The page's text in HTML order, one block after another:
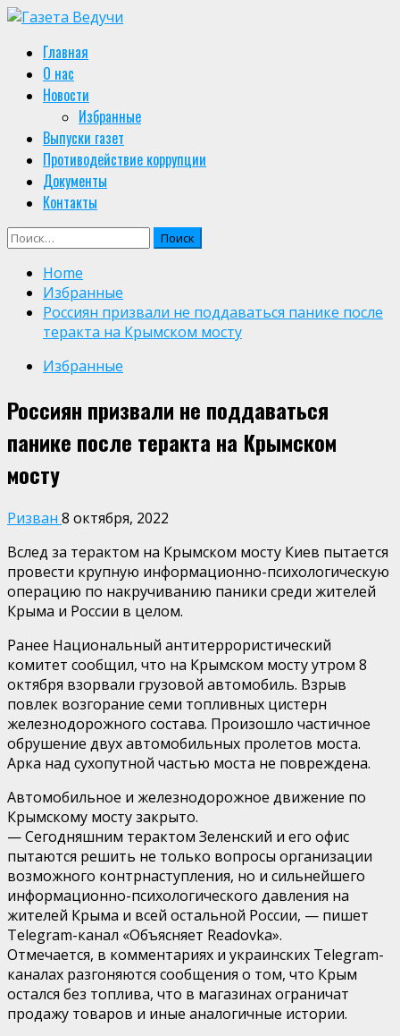
Skip
content
Primary
Menu
Главная
О нас
Новости
Избранные
Выпуски газет
Противодействие коррупции
Документы
Контакты
Найти:
Home
Избранные
Россиян призвали не поддаваться панике после
теракта на Крымском мосту
Избранные
Россиян призвали не поддаваться
панике после теракта на Крымском
мосту
Ризван 8 октября, 2022
Вслед за терактом на Крымском мосту Киев пытается
провести крупную информационно-психологическую
операцию по накручиванию паники среди жителей
Крыма и России в целом.
Ранее Национальный антитеррористический
комитет сообщил, что на Крымском мосту утром 8
октября взорвали грузовой автомобиль. Взрыв
повлек возгорание семи топливных цистерн
железнодорожного состава. Произошло частичное
обрушение двух автомобильных пролетов моста.
Арка над сухопутной частью моста не повреждена.
Автомобильное и железнодорожное движение по
Крымскому мосту закрыто.
— Сегодняшним терактом Зеленский и его офис
пытаются решить не только вопросы организации
возможного контрнаступления, но и сильнейшего
информационно-психологического давления на
жителей Крыма и всей остальной России, — пишет
Telegram-канал «Объясняет Readovka».
Отмечается, в комментариях и украинских Telegram-
каналах разгоняются сообщения о том, что Крым
остался без топлива, что в магазинах ограничат
продажу товаров и иные аналогичные истории.